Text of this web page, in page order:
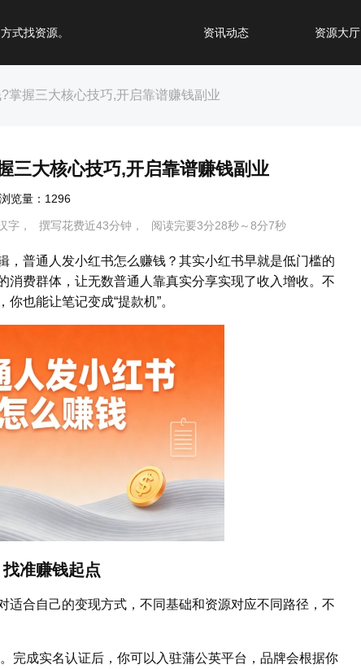
式找资源。 资讯动态 资源大厅
掌握三大核心技巧,开启靠谱赚钱副业
三大核心技巧,开启靠谱赚钱副业
浏览量：1296
字， 撰写花费近43分钟， 阅读完要3分28秒～8分7秒
，普通人发小红书怎么赚钱？其实小红书早就是低门槛的
消费群体，让无数普通人靠真实分享实现了收入增收。不
也能让笔记变成“提款机”。
准赚钱起点
适合自己的变现方式，不同基础和资源对应不同路径，不
完成实名认证后，你可以入驻蒲公英平台，品牌会根据你